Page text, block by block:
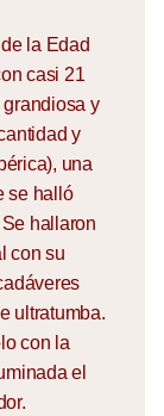
la Edad
casi 21
grandiosa y
y
una
se halló
hallaron
con su
ultratumba.
con la
el